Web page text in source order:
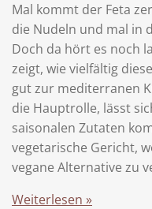
Mal kommt der Feta
die Nudeln und mal in
Doch da hört es noch
zeigt, wie vielfältig
gut zur mediterranen
die Hauptrolle, lässt
saisonalen Zutaten
vegetarische Gericht,
vegane Alternative zu
Weiterlesen »